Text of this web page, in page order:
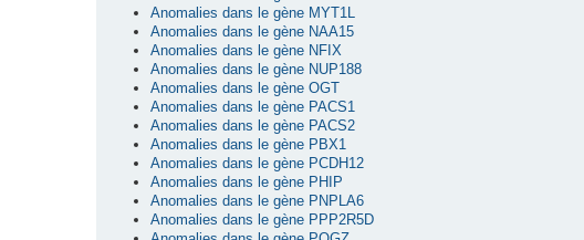
Anomalies dans le gène MYT1L
Anomalies dans le gène NAA15
Anomalies dans le gène NFIX
Anomalies dans le gène NUP188
Anomalies dans le gène OGT
Anomalies dans le gène PACS1
Anomalies dans le gène PACS2
Anomalies dans le gène PBX1
Anomalies dans le gène PCDH12
Anomalies dans le gène PHIP
Anomalies dans le gène PNPLA6
Anomalies dans le gène PPP2R5D